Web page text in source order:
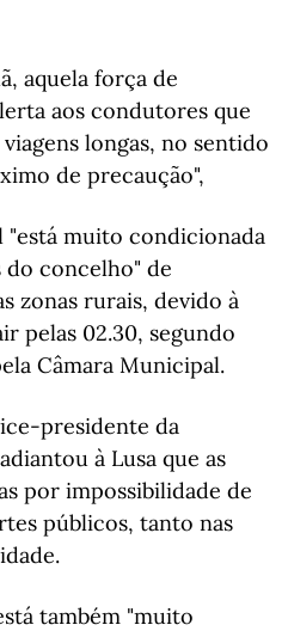
aquela força de
aos condutores que
longas, no sentido
de precaução",
muito condicionada
do concelho" de
zonas rurais, devido à
pelas 02.30, segundo
Câmara Municipal.
presidente da
à Lusa que as
por impossibilidade de
públicos, tanto nas
também "muito